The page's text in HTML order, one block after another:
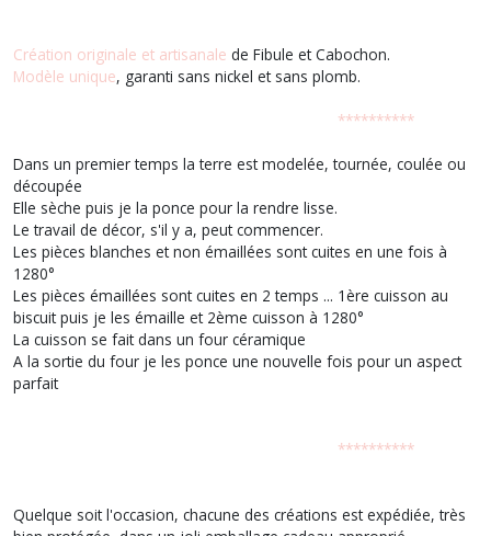
Création originale et artisanale de Fibule et Cabochon.
Modèle unique, garanti sans nickel et sans plomb.
**********
Dans un premier temps la terre est modelée, tournée, coulée ou
découpée
Elle sèche puis je la ponce pour la rendre lisse.
Le travail de décor, s'il y a, peut commencer.
Les pièces blanches et non émaillées sont cuites en une fois à
1280°
Les pièces émaillées sont cuites en 2 temps ... 1ère cuisson au
biscuit puis je les émaille et 2ème cuisson à 1280°
La cuisson se fait dans un four céramique
A la sortie du four je les ponce une nouvelle fois pour un aspect
parfait
**********
Quelque soit l'occasion, chacune des créations est expédiée, très